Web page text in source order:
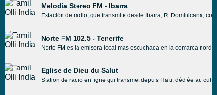
Melodía Stereo FM - Ibarra
Estación de radio, que transmite desde Ibarra, R. Dominicana,
Norte FM 102.5 - Tenerife
Norte FM es la emisora local más escuchada en la comarca
Eglise de Dieu du Salut
Station de radio en ligne qui transmet depuis Haïti, dédiée au